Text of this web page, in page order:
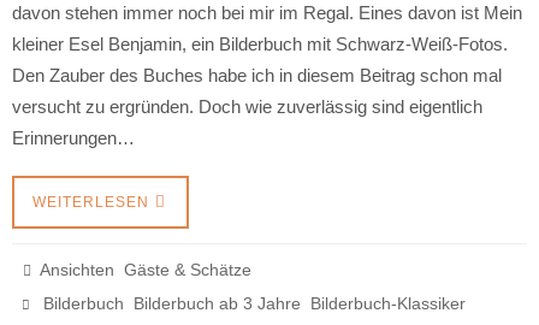
davon stehen immer noch bei mir im Regal. Eines davon ist Mein
kleiner Esel Benjamin, ein Bilderbuch mit Schwarz-Weiß-Fotos.
Den Zauber des Buches habe ich in diesem Beitrag schon mal
versucht zu ergründen. Doch wie zuverlässig sind eigentlich
Erinnerungen…
WEITERLESEN
Ansichten ,Gäste & Schätze
Bilderbuch
Bilderbuch ab 3 Jahre Bilderbuch-Klassiker